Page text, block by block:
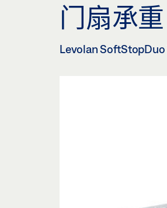
门扇承
Levolan SoftStopDuo